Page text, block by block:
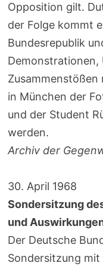
Opposition gilt.
der Folge kommt
Bundesrepublik
Demonstrationen,
Zusammenstößen
in München der
und der Student
werden.
Archiv der
30. April 1968
Sondersitzung
und
Der Deutsche
Sondersitzung